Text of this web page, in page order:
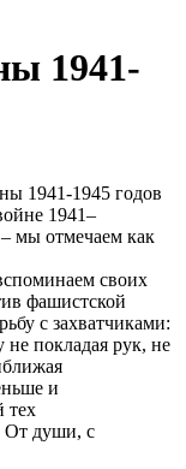
1941-
1941–
мы отмечаем как
своих
фашистской
с захватчиками:
не покладая рук, не
и
тех
От души, с